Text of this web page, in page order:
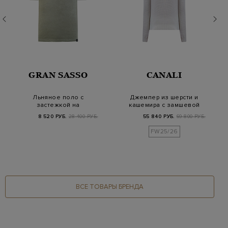
GRAN SASSO
Льняное поло с
застежкой на
пуговицы и
фирменной нашив…
8 520 РУБ. 28 400 РУБ.
CANALI
Джемпер из шерсти и
кашемира с замшевой
деталью
55 840 РУБ. 69 800 РУБ.
FW25/26
ВСЕ ТОВАРЫ БРЕНДА